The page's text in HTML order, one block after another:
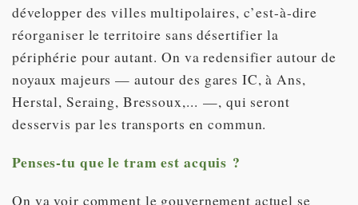
développer des villes multipolaires, c’est-à-dire
réorganiser le territoire sans désertifier la
périphérie pour autant. On va redensifier autour de
noyaux majeurs — autour des gares IC, à Ans,
Herstal, Seraing, Bressoux,... —, qui seront
desservis par les transports en commun.
Penses-tu que le tram est acquis ?
On va voir comment le gouvernement actuel se